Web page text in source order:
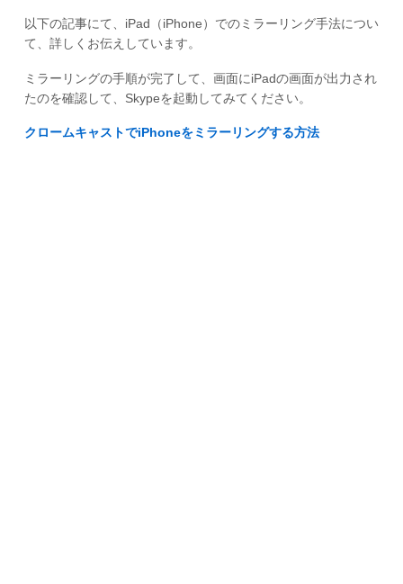
以下の記事にて、iPad（iPhone）でのミラーリング手法につい
て、詳しくお伝えしています。
ミラーリングの手順が完了して、画面にiPadの画面が出力され
たのを確認して、Skypeを起動してみてください。
クロームキャストでiPhoneをミラーリングする方法